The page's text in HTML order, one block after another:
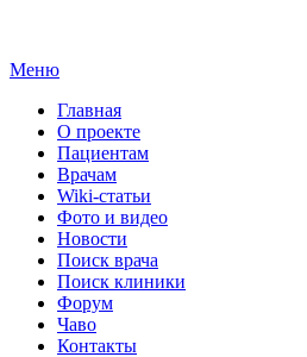
Меню
Главная
О проекте
Пациентам
Врачам
Wiki-статьи
Фото и видео
Новости
Поиск врача
Поиск клиники
Форум
Чаво
Контакты